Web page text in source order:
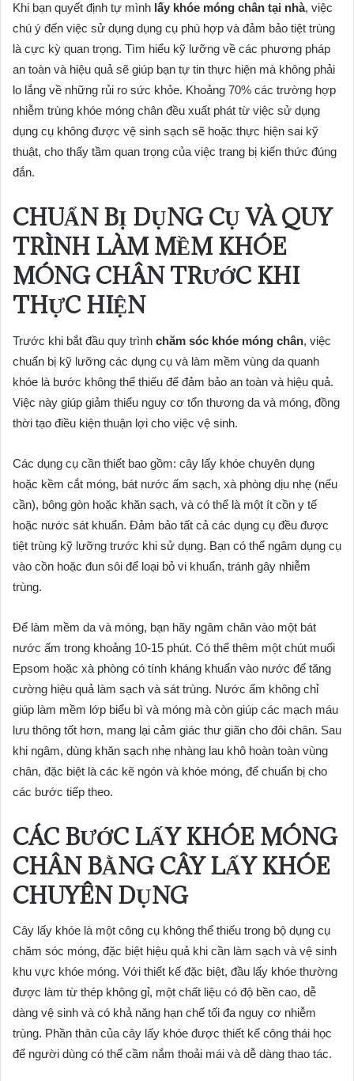
Khi bạn quyết định tự mình lấy khóe móng chân tại nhà, việc
chú ý đến việc sử dụng dụng cụ phù hợp và đảm bảo tiệt trùng
là cực kỳ quan trọng. Tìm hiểu kỹ lưỡng về các phương pháp
an toàn và hiệu quả sẽ giúp bạn tự tin thực hiện mà không phải
lo lắng về những rủi ro sức khỏe. Khoảng 70% các trường hợp
nhiễm trùng khóe móng chân đều xuất phát từ việc sử dụng
dụng cụ không được vệ sinh sạch sẽ hoặc thực hiện sai kỹ
thuật, cho thấy tầm quan trọng của việc trang bị kiến thức đúng
đắn.
CHUẨN BỊ DỤNG CỤ VÀ QUY
TRÌNH LÀM MỀM KHÓE
MÓNG CHÂN TRƯỚC KHI
THỰC HIỆN
Trước khi bắt đầu quy trình chăm sóc khóe móng chân, việc
chuẩn bị kỹ lưỡng các dụng cụ và làm mềm vùng da quanh
khóe là bước không thể thiếu để đảm bảo an toàn và hiệu quả.
Việc này giúp giảm thiểu nguy cơ tổn thương da và móng, đồng
thời tạo điều kiện thuận lợi cho việc vệ sinh.
Các dụng cụ cần thiết bao gồm: cây lấy khóe chuyên dụng
hoặc kềm cắt móng, bát nước ấm sạch, xà phòng dịu nhẹ (nếu
cần), bông gòn hoặc khăn sạch, và có thể là một ít cồn y tế
hoặc nước sát khuẩn. Đảm bảo tất cả các dụng cụ đều được
tiệt trùng kỹ lưỡng trước khi sử dụng. Bạn có thể ngâm dụng cụ
vào cồn hoặc đun sôi để loại bỏ vi khuẩn, tránh gây nhiễm
trùng.
Để làm mềm da và móng, bạn hãy ngâm chân vào một bát
nước ấm trong khoảng 10-15 phút. Có thể thêm một chút muối
Epsom hoặc xà phòng có tính kháng khuẩn vào nước để tăng
cường hiệu quả làm sạch và sát trùng. Nước ấm không chỉ
giúp làm mềm lớp biểu bì và móng mà còn giúp các mạch máu
lưu thông tốt hơn, mang lại cảm giác thư giãn cho đôi chân. Sau
khi ngâm, dùng khăn sạch nhẹ nhàng lau khô hoàn toàn vùng
chân, đặc biệt là các kẽ ngón và khóe móng, để chuẩn bị cho
các bước tiếp theo.
CÁC BƯỚC LẤY KHÓE MÓNG
CHÂN BẰNG CÂY LẤY KHÓE
CHUYÊN DỤNG
Cây lấy khóe là một công cụ không thể thiếu trong bộ dụng cụ
chăm sóc móng, đặc biệt hiệu quả khi cần làm sạch và vệ sinh
khu vực khóe móng. Với thiết kế đặc biệt, đầu lấy khóe thường
được làm từ thép không gỉ, một chất liệu có độ bền cao, dễ
dàng vệ sinh và có khả năng hạn chế tối đa nguy cơ nhiễm
trùng. Phần thân của cây lấy khóe được thiết kế công thái học
để người dùng có thể cầm nắm thoải mái và dễ dàng thao tác.